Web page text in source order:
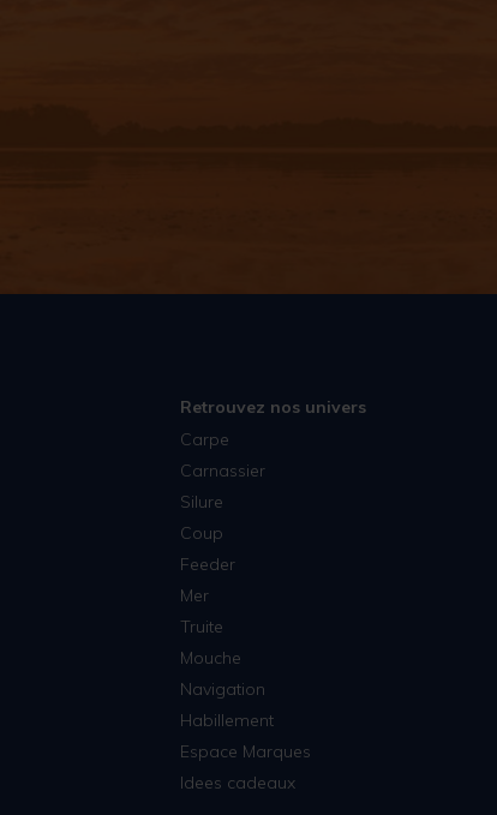
Retrouvez nos univers
Carpe
Carnassier
Silure
Coup
Feeder
Mer
Truite
Mouche
Navigation
Habillement
Espace Marques
Idees cadeaux